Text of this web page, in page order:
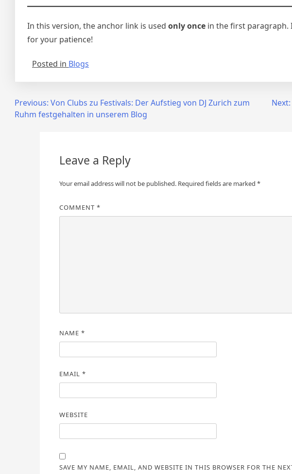
In this version, the anchor link is used only once in the first paragraph.
for your patience!
Posted in Blogs
Post
navigation
Previous: Von Clubs zu Festivals: Der Aufstieg von DJ Zurich zum
Ruhm festgehalten in unserem Blog
Next:
Leave a Reply
Your email address will not be published. Required fields are marked *
COMMENT *
NAME *
EMAIL *
WEBSITE
SAVE MY NAME, EMAIL, AND WEBSITE IN THIS BROWSER FOR THE